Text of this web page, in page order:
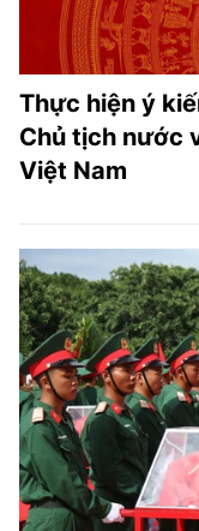
Thực hiện ý
Chủ tịch nước
Việt Nam